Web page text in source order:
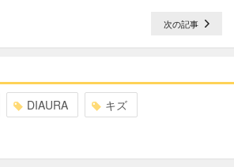
次の記事
DIAURA キズ